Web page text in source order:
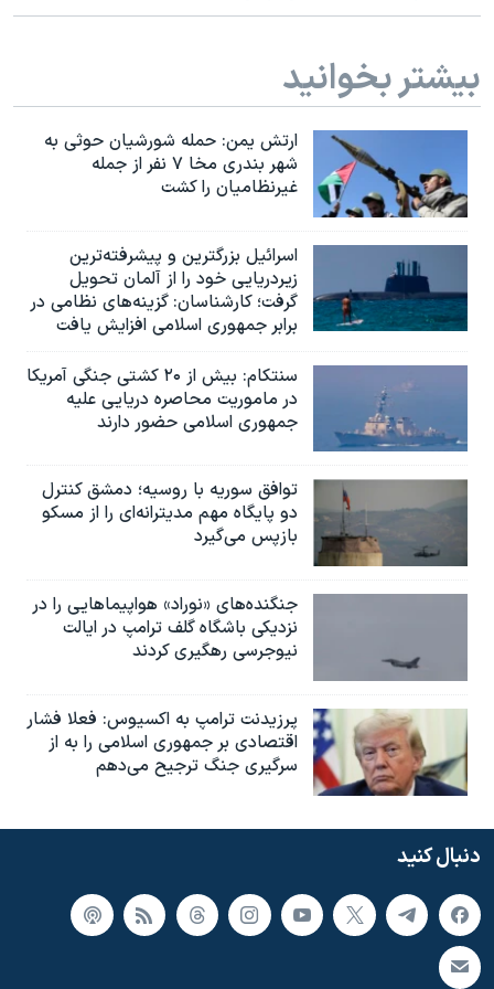
همایش محافظه‌کاران آمریکا «سی‌پک»
سفر پرزیدنت ترامپ به چین
بیشتر بخوانید
ارتش یمن: حمله شورشیان حوثی به
شهر بندری مخا ۷ نفر از جمله
غیرنظامیان را کشت
اسرائيل بزرگترین و پیشرفته‌ترین
زیردریایی خود را از آلمان تحویل
گرفت؛ کارشناسان: گزینه‌های نظامی در
برابر جمهوری اسلامی افزایش یافت
سنتکام: بیش از ۲۰ کشتی جنگی آمریکا
در ماموریت محاصره دریایی علیه
جمهوری اسلامی حضور دارند
توافق سوریه با روسیه؛ دمشق کنترل
دو پایگاه مهم مدیترانه‌ای را از مسکو
بازپس می‌گیرد
جنگنده‌های «نوراد» هواپیماهایی را در
نزدیکی باشگاه گلف ترامپ در ایالت
نیوجرسی رهگیری کردند
پرزیدنت ترامپ به اکسیوس: فعلا فشار
اقتصادی بر جمهوری اسلامی را به از
سرگیری جنگ ترجیح می‌دهم
دنبال کنید